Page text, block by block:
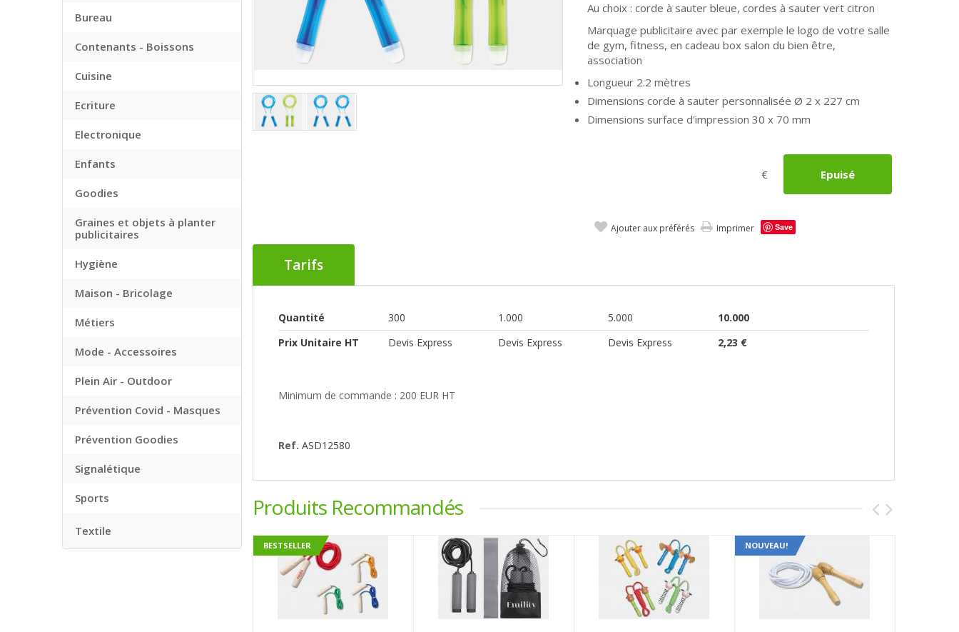
Bureau
Contenants - Boissons
Cuisine
Ecriture
Electronique
Enfants
Goodies
Graines et objets à planter
publicitaires
Hygiène
Maison - Bricolage
Métiers
Mode - Accessoires
Plein Air - Outdoor
Prévention Covid - Masques
Prévention Goodies
Signalétique
Sports
Textile
Au choix : corde à sauter bleue, cordes à sauter vert citron
Marquage publicitaire avec par exemple le logo de votre salle
de gym, fitness, en cadeau box salon du bien être,
association
Longueur 2.2 mètres
Dimensions corde à sauter personnalisée Ø 2 x 227 cm
Dimensions surface d'impression 30 x 70 mm
€ Epuisé
Ajouter aux préférés Imprimer Save
Tarifs
Quantité 300 1.000 5.000
10.000
Prix Unitaire HT
Devis Express Devis Express Devis Express 2,23 €
Minimum de commande : 200 EUR HT
Ref. ASD12580
Produits Recommandés
BESTSELLER NOUVEAU!